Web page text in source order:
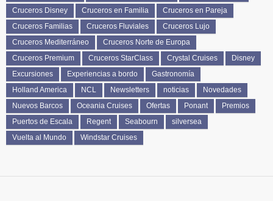
Cruceros Disney
Cruceros en Familia
Cruceros en Pareja
Cruceros Familias
Cruceros Fluviales
Cruceros Lujo
Cruceros Mediterráneo
Cruceros Norte de Europa
Cruceros Premium
Cruceros StarClass Crystal Cruises
Disney
Excursiones
Experiencias a bordo
Gastronomía
Holland America
NCL Newsletters noticias
Novedades
Nuevos Barcos
Oceania Cruises Ofertas Ponant
Premios
Puertos de Escala
Regent Seabourn
silversea
Vuelta al Mundo
Windstar Cruises